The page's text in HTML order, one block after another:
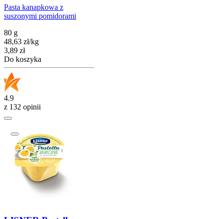
Pasta kanapkowa z
suszonymi pomidorami
80 g
48,63 zł/kg
Cena
3,89 zł
Do koszyka
4.9
z 132 opinii